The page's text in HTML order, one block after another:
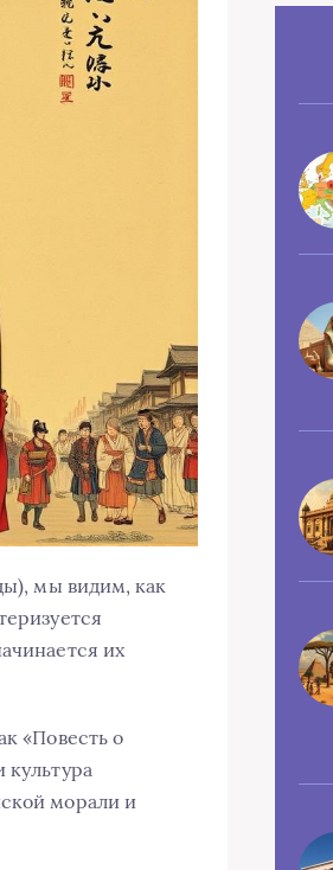
мы видим, как
их
«Повесть о
морали и